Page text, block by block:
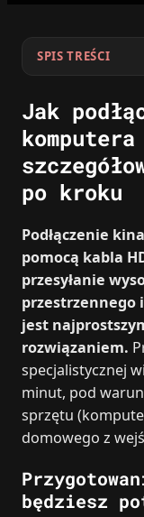
SPIS TREŚCI
Jak
po kroku
Podłączenie
pomocą kabla
przesyłanie
przestrzennego
jest
rozwiązaniem.
specjalistycznej
minut, pod
sprzętu
domowego z
będziesz